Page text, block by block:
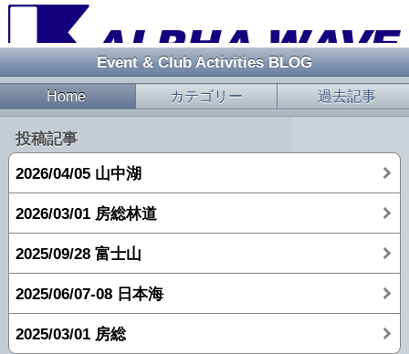
Event & Club Activities BLOG
Home カテゴリー 過去記事
投稿記事
2026/04/05 山中湖
2026/03/01 房総林道
2025/09/28 富士山
2025/06/07-08 日本海
2025/03/01 房総